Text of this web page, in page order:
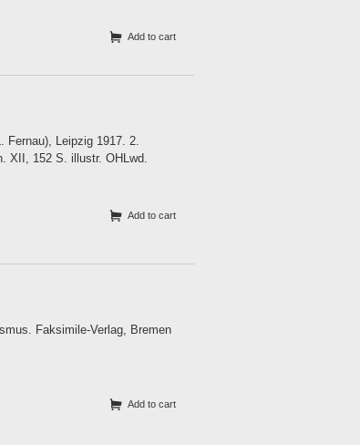
Add to cart
Fernau), Leipzig 1917. 2.
XII, 152 S. illustr. OHLwd.
Add to cart
Faksimile-Verlag, Bremen
Add to cart